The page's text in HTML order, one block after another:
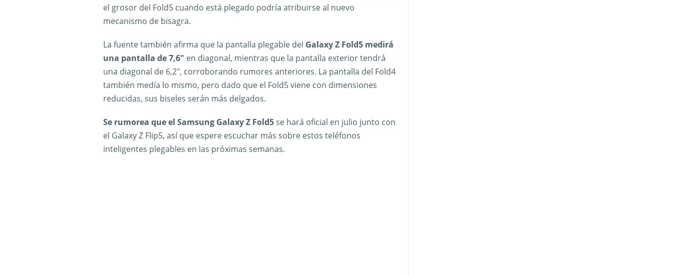
el grosor del Fold5 cuando está plegado podría atribuirse al nuevo
mecanismo de bisagra.
La fuente también afirma que la pantalla plegable del Galaxy Z Fold5 medirá
una pantalla de 7,6″ en diagonal, mientras que la pantalla exterior tendrá
una diagonal de 6,2″, corroborando rumores anteriores. La pantalla del Fold4
también medía lo mismo, pero dado que el Fold5 viene con dimensiones
reducidas, sus biseles serán más delgados.
Se rumorea que el Samsung Galaxy Z Fold5se hará oficial en julio junto con
el Galaxy Z Flip5, así que espere escuchar más sobre estos teléfonos
inteligentes plegables en las próximas semanas.